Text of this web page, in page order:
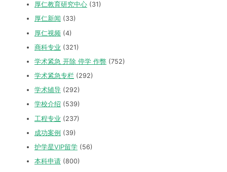
厚仁教育研究中心 (31)
厚仁新闻 (33)
厚仁视频 (4)
商科专业 (321)
学术紧急 开除 停学 作弊 (752)
学术紧急专栏 (292)
学术辅导 (292)
学校介绍 (539)
工程专业 (237)
成功案例 (39)
护学星VIP留学 (56)
本科申请 (800)